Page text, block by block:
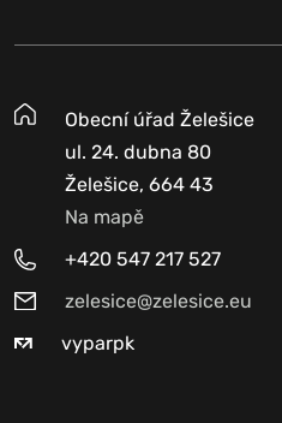
Obecní úřad Želešice
ul. 24. dubna 80
Želešice, 664 43
Na mapě
+420 547 217 527
zelesice@zelesice.eu
vyparpk